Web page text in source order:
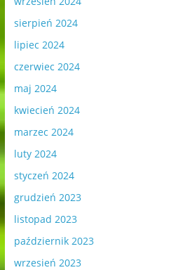
sierpień 2024
lipiec 2024
czerwiec 2024
maj 2024
kwiecień 2024
marzec 2024
luty 2024
styczeń 2024
grudzień 2023
listopad 2023
październik 2023
wrzesień 2023